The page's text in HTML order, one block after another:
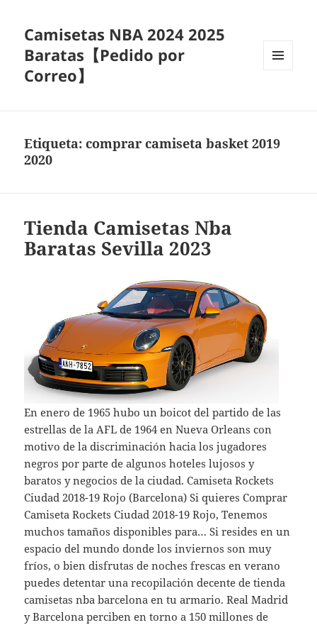
Camisetas NBA 2024 2025
Baratas【Pedido por
Correo】
Etiqueta:comprar camiseta basket 2019
2020
Tienda Camisetas Nba
Baratas Sevilla 2023
En enero de 1965 hubo un boicot del partido de las
estrellas de la AFL de 1964 en Nueva Orleans con
motivo de la discriminación hacia los jugadores
negros por parte de algunos hoteles lujosos y
baratos y negocios de la ciudad. Camiseta Rockets
Ciudad 2018-19 Rojo (Barcelona) Si quieres Comprar
Camiseta Rockets Ciudad 2018-19 Rojo, Tenemos
muchos tamaños disponibles para… Si resides en un
espacio del mundo donde los inviernos son muy
fríos, o bien disfrutas de noches frescas en verano
puedes detentar una recopilación decente de tienda
camisetas nba barcelona en tu armario. Real Madrid
y Barcelona perciben en torno a 150 millones de